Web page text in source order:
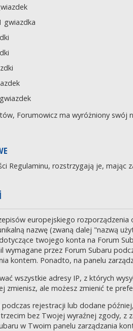
gwiazdka
Forumowicz ma wyróżniony
Regulaminu, rozstrzygają je,
europejskiego
nazwę (zwaną dalej "nazwą
twojego konta na Forum
wymagane przez Forum Subaru
kontem. Ponadto, na panelu
wszystkie adresy IP, z których
zmienisz, ale możesz zmienić te
rejestracji lub dodane
bez Twojej wyraźnej zgody,
w Twoim panelu zarządzania